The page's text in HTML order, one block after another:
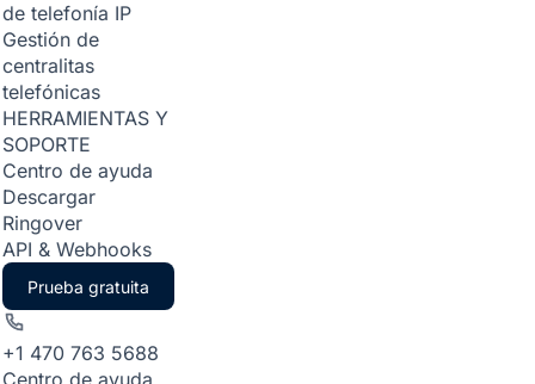
de telefonía IP
Gestión de
centralitas
telefónicas
HERRAMIENTAS Y
SOPORTE
Centro de ayuda
Descargar
Ringover
API & Webhooks
Prueba gratuita
+1 470 763 5688
Centro de ayuda